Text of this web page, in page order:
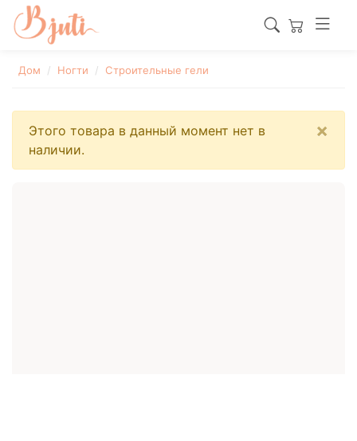
Дом Ногти Строительные гели
Этого товара в данный момент нет в
наличии.
×